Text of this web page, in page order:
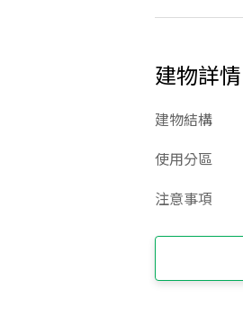
建物詳情
建物結構
使用分區
注意事項